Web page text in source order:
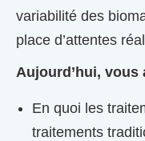
variabilité des
place d’attentes
Aujourd’hui, vous
En quoi les
traitements